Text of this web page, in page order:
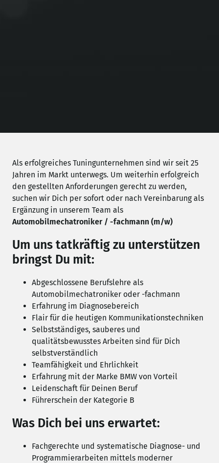
Als erfolgreiches Tuningunternehmen sind wir seit 25
Jahren im Markt unterwegs. Um weiterhin erfolgreich
den gestellten Anforderungen gerecht zu werden,
suchen wir Dich per sofort oder nach Vereinbarung als
Ergänzung in unserem Team als
Automobilmechatroniker / -fachmann (m/w)
Um uns tatkräftig zu unterstützen
bringst Du mit:
Abgeschlossene Berufslehre als
Automobilmechatroniker oder -fachmann
Erfahrung im Diagnosebereich
Flair für die heutigen Kommunikationstechniken
Selbstständiges, sauberes und
qualitätsbewusstes Arbeiten sind für Dich
selbstverständlich
Teamfähigkeit und Ehrlichkeit
Erfahrung mit der Marke BMW von Vorteil
Leidenschaft für Deinen Beruf
Führerschein der Kategorie B
Was Dich bei uns erwartet:
Fachgerechte und systematische Diagnose- und
Programmierarbeiten mittels moderner